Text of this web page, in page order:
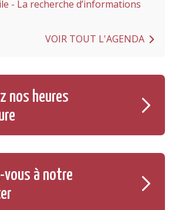
- La recherche d’informations
VOIR TOUT L'AGENDA
nos heures
vous à notre